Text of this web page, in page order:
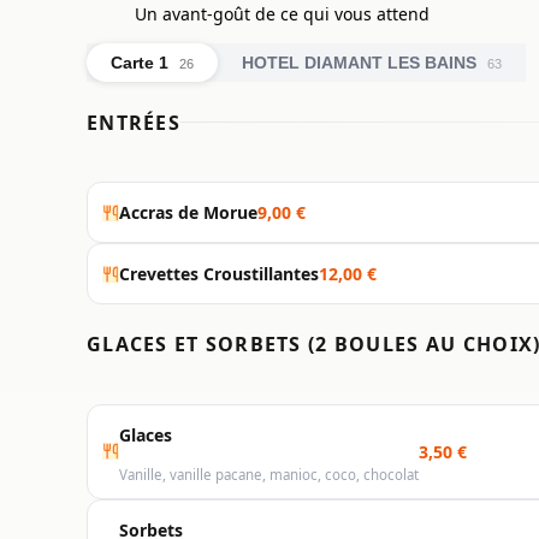
Un avant-goût de ce qui vous attend
Carte 1 26 HOTEL DIAMANT LES BAINS 63
ENTRÉES
Accras de Morue9,00 €
Crevettes Croustillantes12,00 €
GLACES ET SORBETS (2 BOULES AU CHOIX)
Glaces
Vanille, vanille pacane, manioc, coco, chocolat
3,50 €
Sorbets